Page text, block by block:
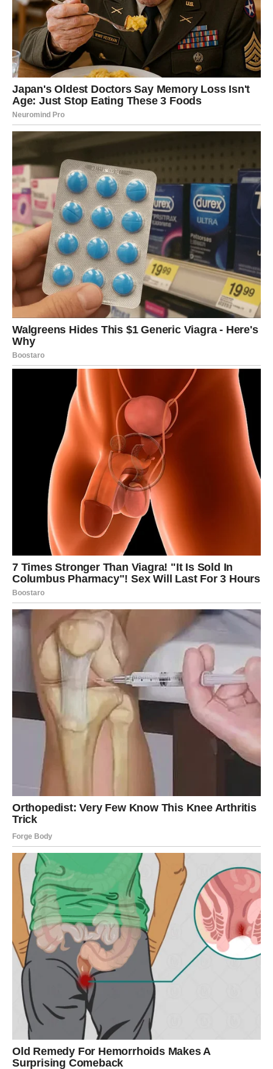
Slobodne Ribe mogle bi upoznati nekoga ko će ih odmah
privući pažnjom i iskrenošću, dok one koje su u vezi
ulaze u mnogo mirniji i srećniji period.
Vaša intuicija sada vidi ono što
drugi ne primjećuju
Ono što je posebno važno jeste činjenica da će vaša
Mnoge Ribe će tačno osjetiti kome mogu vjerovati, a ko
im ne želi dobro. Zvijezde vas upozoravaju da ne pričate
svima svoje planove jer postoji osoba koja vam zavidi
više nego što mislite.
Slušajte svoj unutrašnji glas jer vas on sada može zaštititi
od velike greške.
Novac i uspjeh dolaze onda kada
ste skoro izgubile nadu
Iako ste u jednom trenutku imale osjećaj da se trudite bez
pravih rezultata, situacija se sada počinje mijenjati.
Zvijezde pokazuju da vam dolazi period tokom kojeg biste
mogle riješiti veliki finansijski problem ili dobiti priliku za
mnogo bolju zaradu.
Mnoge Ribe će ostati iznenađene koliko brzo bi se stvari
mogle okrenuti u njihovu korist.
Sudbina vam sada vraća ono što
ste zaslužile
Sve ono dobro što ste činile drugima sada vam se polako
vraća. Zvijezde pokazuju da ste prošle kroz težak period
upravo zato da biste sada mogle ući u mnogo srećniju
životnu fazu.
Pred vama su dani tokom kojih biste mogle upoznati
važne ljude, donijeti velike odluke i napraviti korak koji će
kasnije potpuno promijeniti vaš život.
Ovu poruku niste smjele
propustiti
Najvažnije od svega jeste da ne sumnjate u sebe i da ne
dozvolite prošlosti da vas zaustavi.
Sudbina vam sada šalje znak da dolazi vrijeme tokom
kojeg biste mogle ostvariti ono o čemu ste dugo maštale.
Ali potrebno je da vjerujete sebi više nego ikada prije jer
upravo sada počinje period koji bi mogao promijeniti cijeli
vaš život.